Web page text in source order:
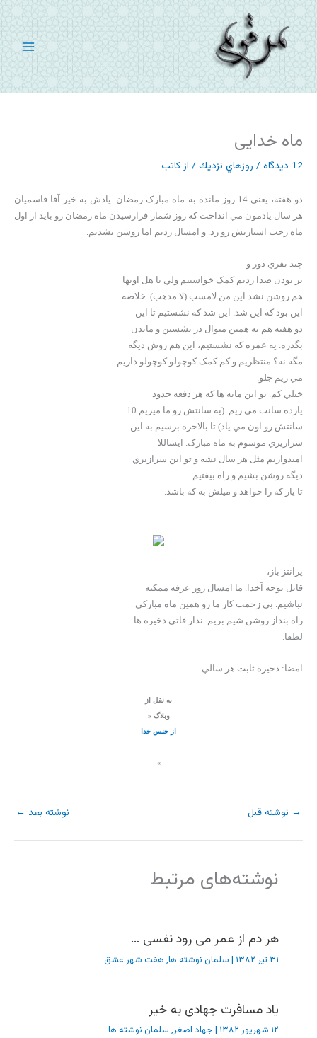
پرش
به
محتوا
ماه خدایی
12 دیدگاه / روزهاي نزديك / از کاتب
دو هفته، يعني 14 روز مانده به ماه مبارک رمضان. يادش به خير آقا قاسميان
هر سال يادمون مي انداخت که روز شمار فرارسيدن ماه رمضان رو بايد از اول
ماه رجب استارتش رو زد. و امسال زديم اما روشن نشديم.
چند نفري دور و
بر بودن صدا زديم کمک خواستيم ولي با هل اونها
هم روشن نشد اين من لامسب (لا مذهب). خلاصه
اين بود که اين شد. اين شد که نشستيم تا اين
دو هفته هم به همين منوال در نشستن و ماندن
بگذره. يه عمره که نشستيم، اين هم روش ديگه
مگه نه؟ منتظريم و کم کمک کوچولو کوچولو داريم
مي ريم جلو.
خيلي کم. تو اين مايه ها که هر دفعه حدود
يازده سانت مي ريم. (يه سانتش رو ما ميريم 10
سانتش رو اون مي ياد) تا بالاخره برسيم به اين
سرازيري موسوم به ماه مبارک. ايشاللا
اميدواريم مثل هر سال نشه و تو اين سرازيري
ديگه روشن بشيم و راه بيفتيم.
تا يار که را خواهد و ميلش به که باشد.
پرانتز باز،
قابل توجه آخدا. ما امسال روز عرفه ممکنه
نباشيم. بي زحمت کار ما رو همين ماه مبارکي
راه بنداز روشن شيم بريم. نذار قاتي ذخيره ها
لطفا.
امضا: ذخيره ثابت هر سالي
به نقل از
وبلاگ «
از جنس خدا
»
→ نوشته قبل نوشته بعد ←
نوشته‌های مرتبط
هر دم از عمر می رود نفسی …
۳۱ تیر ۱۳۸۲ | سلمان نوشته ها, هفت شهر عشق
یاد مسافرت جهادی به خیر
۱۲ شهریور ۱۳۸۲ | جهاد اصغر, سلمان نوشته ها